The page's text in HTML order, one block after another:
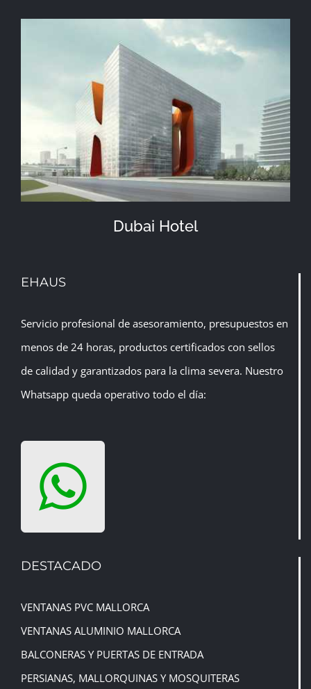
Dubai Hotel
EHAUS
Servicio profesional de asesoramiento, presupuestos en
menos de 24 horas, productos certificados con sellos
de calidad y garantizados para la clima severa. Nuestro
Whatsapp queda operativo todo el día:
DESTACADO
VENTANAS PVC MALLORCA
VENTANAS ALUMINIO MALLORCA
BALCONERAS Y PUERTAS DE ENTRADA
PERSIANAS, MALLORQUINAS Y MOSQUITERAS